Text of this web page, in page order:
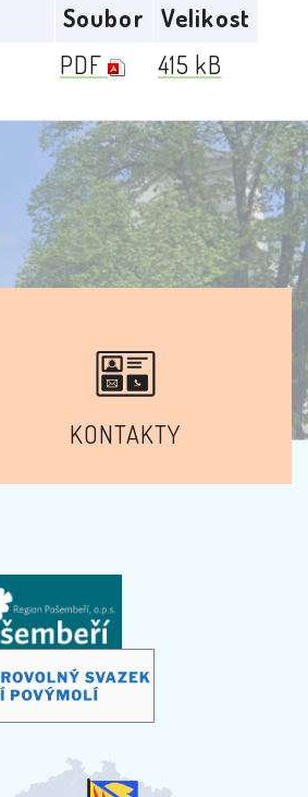
Soubor
Velikost
PDF 415 kB
KONTAKTY